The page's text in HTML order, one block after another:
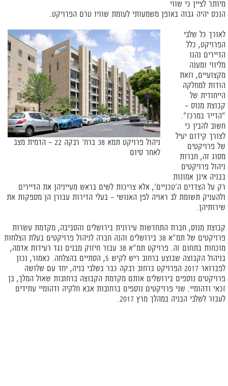
מיותר לציין כי שווי
הנכס יהיה גבוה באופן משמעותי לעומת שוויו טרם הפרויקט.
ניהול פרויקט תמא 38 ברח' רבקה 22 – הדמית מצב
לאחר סיום
לאורך כל שלבי
הפרויקט, כלל
הדיירים נהנו
מליווי ומענה
מקצועיים, וזאת
הודות למחלקה
הייחודית של
קבוצת מנוס –
"הדייר במרכז".
חשוב להבין כי
לצורך קידום יעיל
של פרויקטים
מסוג זה, חברות
ניהול פרויקטים
בבניה אינן אמונות
רק על הצדדים ה'טכניים', אלא צריכות לשים בראש מעייניהן את הדיירים
ולהעניק תשומת לב ראויה לפן האנושי – בעלי הדירות עבורן הן מספקות את
שירותיהן.
קבוצת מנוס, חברת התחדשות עירונית בירושלים והסביבה, מקדמת עשרות
פרויקטים של תמ"א 38 בירושלים והנה חברה לניהול פרויקטים בעלת הצלחות
מוכחות בתחום זה. פרויקט תמ"א 38 עבור חיזוק מבנים נגד רעידות אדמה,
בניהול הקבוצה שבוצע ברחוב ריש לקיש 5, הסתיים בהצלחה. כאמור, נכון
לפברואר 2017 הפרויקט ברחוב רבקה כבר בשלבי בניה, יחד עם שלושה
פרויקטים נוספים בירושלים אותם מקדמת הקבוצה ברחובות שאול המלך, בן
זכאי ודהומיי. שני פרויקטים נוספים ברחובות אבא חלקיה ודהומיי עתידים
לעבור לשלבי הבניה במהלך מרץ 2017.